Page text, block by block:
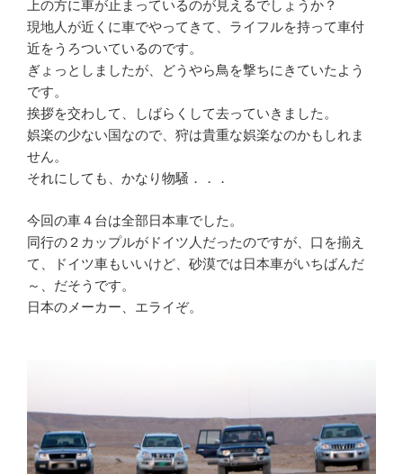
上の方に車が止まっているのが見えるでしょうか？
現地人が近くに車でやってきて、ライフルを持って車付
近をうろついているのです。
ぎょっとしましたが、どうやら鳥を撃ちにきていたよう
です。
挨拶を交わして、しばらくして去っていきました。
娯楽の少ない国なので、狩は貴重な娯楽なのかもしれま
せん。
それにしても、かなり物騒．．．
今回の車４台は全部日本車でした。
同行の２カップルがドイツ人だったのですが、口を揃え
て、ドイツ車もいいけど、砂漠では日本車がいちばんだ
～、だそうです。
日本のメーカー、エライぞ。